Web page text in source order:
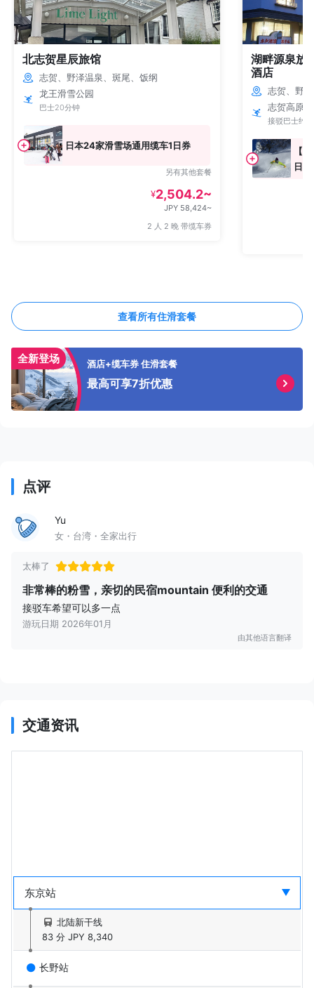
北志贺星辰旅馆
志贺、野泽温泉、斑尾、饭纲
龙王滑雪公园
巴士20分钟
日本24家滑雪场通用缆车1日券
另有其他套餐
¥2,504.2~
JPY 58,424~
2 人 2 晚 带缆车券
湖畔源泉放
酒店
志贺、野
志贺高原
接驳巴士约3
【
日券
查看所有住滑套餐
全新登场 酒店+缆车券 住滑套餐
最高可享7折优惠
点评
Yu
女・台湾・全家出行
太棒了
非常棒的粉雪，亲切的民宿mountain 便利的交通
接驳车希望可以多一点
游玩日期 2026年01月
由其他语言翻译
交通资讯
北陆新干线
83 分 JPY 8,340
长野站